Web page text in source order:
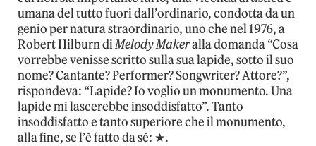
umana del tutto fuori dall’ordinario, condotta da un
genio per natura straordinario, uno che nel 1976, a
Robert Hilburn diMelody Makeralla domanda “Cosa
vorrebbe venisse scritto sulla sua lapide, sotto il suo
nome? Cantante? Performer? Songwriter? Attore?”,
rispondeva: “Lapide? Io voglio un monumento. Una
lapide mi lascerebbe insoddisfatto”. Tanto
insoddisfatto e tanto superiore che il monumento,
alla fine, se l’è fatto da sé: ★.